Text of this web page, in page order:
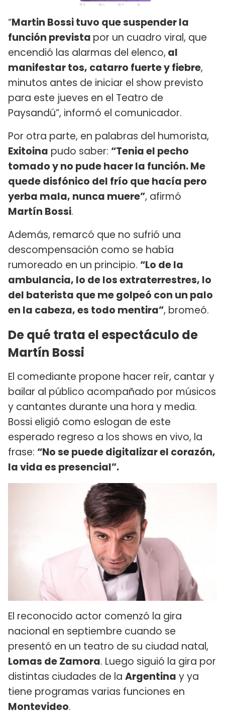
“Martin Bossi tuvo que suspender la
función prevista por un cuadro viral, que
encendió las alarmas del elenco, al
manifestar tos, catarro fuerte y fiebre,
minutos antes de iniciar el show previsto
para este jueves en el Teatro de
Paysandú”, informó el comunicador.
Por otra parte, en palabras del humorista,
Exitoina pudo saber: “Tenia el pecho
tomado y no pude hacer la función. Me
quede disfónico del frío que hacía pero
yerba mala, nunca muere”, afirmó
Martín Bossi.
Además, remarcó que no sufrió una
descompensación como se había
rumoreado en un principio. “Lo de la
ambulancia, lo de los extraterrestres, lo
del baterista que me golpeó con un palo
en la cabeza, es todo mentira”, bromeó.
De qué trata el espectáculo de
Martín Bossi
El comediante propone hacer reír, cantar y
bailar al público acompañado por músicos
y cantantes durante una hora y media.
Bossi eligió como eslogan de este
esperado regreso a los shows en vivo, la
frase: “No se puede digitalizar el corazón,
la vida es presencial”.
El reconocido actor comenzó la gira
nacional en septiembre cuando se
presentó en un teatro de su ciudad natal,
Lomas de Zamora. Luego siguió la gira por
distintas ciudades de la Argentina y ya
tiene programas varias funciones en
Montevideo.